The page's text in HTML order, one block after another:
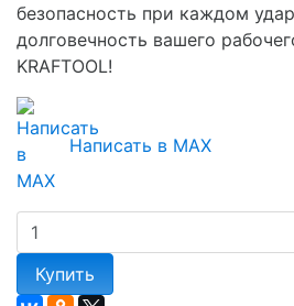
безопасность при каждом
долговечность вашего
KRAFTOOL!
Написать в MAX
Купить